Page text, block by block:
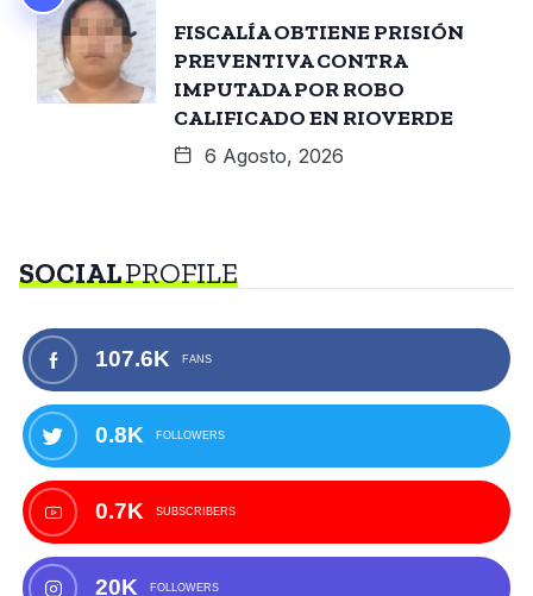
FISCALÍA OBTIENE PRISIÓN
PREVENTIVA CONTRA
IMPUTADA POR ROBO
CALIFICADO EN RIOVERDE
6 Agosto, 2026
SOCIALPROFILE
107.6K FANS
0.8K FOLLOWERS
0.7K SUBSCRIBERS
20K FOLLOWERS